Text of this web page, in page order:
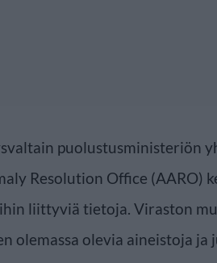
puolustusministeriön
Resolution Office (AARO)
liittyviä tietoja. Viraston
olemassa olevia aineistoja ja